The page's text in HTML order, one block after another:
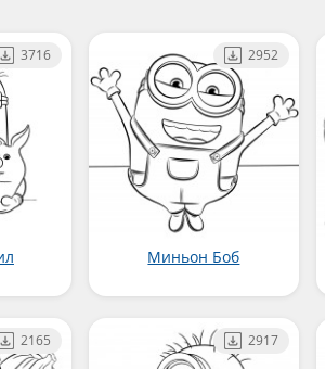
3716
Миньон Боб
2952
2165 2917